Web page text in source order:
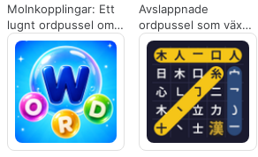
Molnkopplingar: Ett
lugnt ordpussel om
att hitta dolda länkar
Avslappnade
ordpussel som växer
en personlig digital
oas